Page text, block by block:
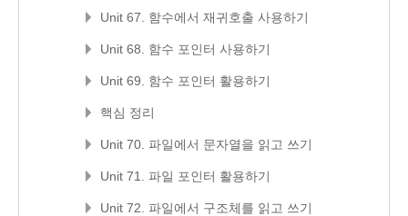
Unit 67. 함수에서 재귀호출 사용하기
Unit 68. 함수 포인터 사용하기
Unit 69. 함수 포인터 활용하기
핵심 정리
Unit 70. 파일에서 문자열을 읽고 쓰기
Unit 71. 파일 포인터 활용하기
Unit 72. 파일에서 구조체를 읽고 쓰기